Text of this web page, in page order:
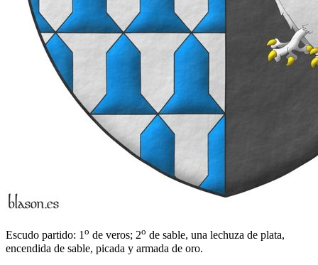
Escudo partido: 1o de veros; 2o de sable, una lechuza de plata,
encendida de sable, picada y armada de oro.